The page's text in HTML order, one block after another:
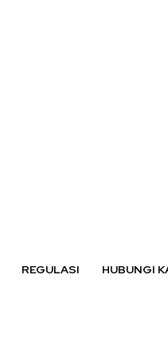
REGULASI HUBUNGI